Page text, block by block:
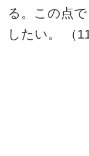
る。この点
したい。 （